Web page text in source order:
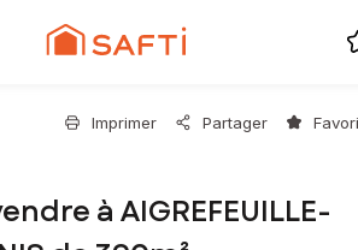
Imprimer Partager
à AIGREFEUILLE-